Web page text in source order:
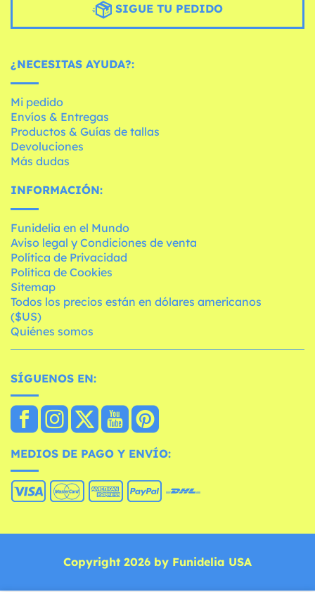
SIGUE TU PEDIDO
¿NECESITAS AYUDA?:
Mi pedido
Envíos & Entregas
Productos & Guías de tallas
Devoluciones
Más dudas
INFORMACIÓN:
Funidelia en el Mundo
Aviso legal y Condiciones de venta
Política de Privacidad
Política de Cookies
Sitemap
Todos los precios están en dólares americanos
($US)
Quiénes somos
SÍGUENOS EN:
MEDIOS DE PAGO Y ENVÍO:
Copyright 2026 by Funidelia USA